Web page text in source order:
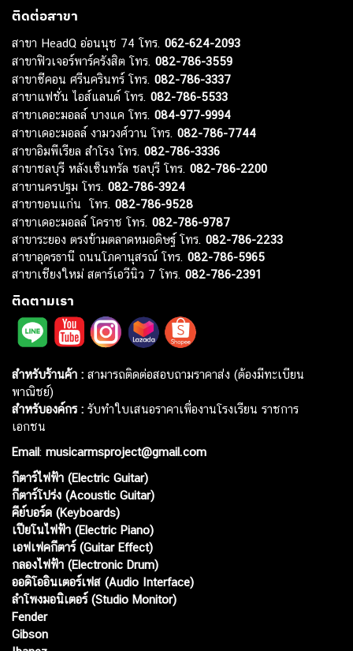
ติดต่อสาขา
สาขา HeadQ อ่อนนุช 74 โทร. 062-624-2093
สาขาฟิวเจอร์พาร์ครังสิต โทร. 082-786-3559
สาขาซีคอน ศรีนครินทร์ โทร. 082-786-3337
สาขาแฟชั่น ไอส์แลนด์ โทร. 082-786-5533
สาขาเดอะมอลล์ บางแค โทร. 084-977-9994
สาขาเดอะมอลล์ งามวงศ์วาน โทร. 082-786-7744
สาขาอิมพีเรียล สำโรง โทร. 082-786-3336
สาขาชลบุรี หลังเซ็นทรัล ชลบุรี โทร. 082-786-2200
สาขานครปฐม โทร. 082-786-3924
สาขาขอนแก่น โทร. 082-786-9528
สาขาเดอะมอลล์ โคราช โทร. 082-786-9787
สาขาระยอง ตรงข้ามตลาดหมอดิษฐ์ โทร. 082-786-2233
สาขาอุดรธานี ถนนโภคานุสรณ์ โทร. 082-786-5965
สาขาเชียงใหม่ สตาร์เอวีนิว 7 โทร. 082-786-2391
ติดตามเรา
สำหรับร้านค้า : สามารถติดต่อสอบถามราคาส่ง (ต้องมีทะเบียน
พาณิชย์)
สำหรับองค์กร : รับทำใบเสนอราคาเพื่องานโรงเรียน ราชการ
เอกชน
Email: musicarmsproject@gmail.com
กีตาร์ไฟฟ้า (Electric Guitar)
กีตาร์โปร่ง (Acoustic Guitar)
คีย์บอร์ด (Keyboards)
เปียโนไฟฟ้า (Electric Piano)
เอฟเฟคกีตาร์ (Guitar Effect)
กลองไฟฟ้า (Electronic Drum)
ออดิโออินเตอร์เฟส (Audio Interface)
ลำโพงมอนิเตอร์ (Studio Monitor)
Fender
Gibson